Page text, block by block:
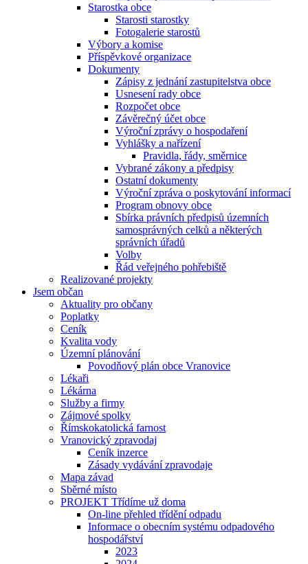
Starostka obce
Starosti starostky
Fotogalerie starostů
Výbory a komise
Příspěvkové organizace
Dokumenty
Zápisy z jednání zastupitelstva obce
Usnesení rady obce
Rozpočet obce
Závěrečný účet obce
Výroční zprávy o hospodaření
Vyhlášky a nařízení
Pravidla, řády, směrnice
Vybrané zákony a předpisy
Ostatní dokumenty
Výroční zpráva o poskytování informací
Program obnovy obce
Sbírka právních předpisů územních
samosprávných celků a některých
správních úřadů
Volby
Řád veřejného pohřebiště
Realizované projekty
Jsem občan
Aktuality pro občany
Poplatky
Ceník
Kvalita vody
Územní plánování
Povodňový plán obce Vranovice
Lékaři
Lékárna
Služby a firmy
Zájmové spolky
Římskokatolická farnost
Vranovický zpravodaj
Ceník inzerce
Zásady vydávání zpravodaje
Mapa závad
Sběrné místo
PROJEKT Třídíme už doma
On-line přehled třídění odpadu
Informace o obecním systému odpadového
hospodářství
2023